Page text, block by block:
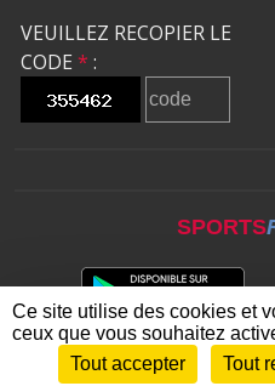
VEUILLEZ RECOPIER LE
CODE * :
SPORTS
Envie de participer ?
Ce site utilise des cookies et
ceux que vous souhaitez
Tout accepter
Tout